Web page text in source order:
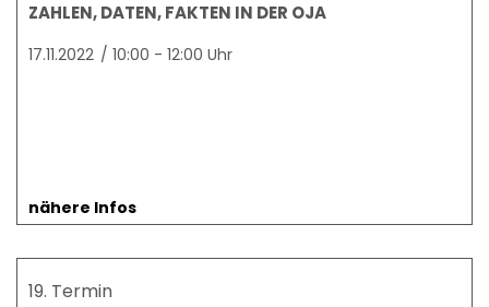
ZAHLEN, DATEN, FAKTEN IN DER OJA
17.11.2022 / 10:00 - 12:00 Uhr
nähere Infos
19. Termin